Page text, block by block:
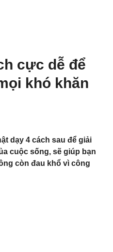
cực dễ để
khó khăn
dạy 4 cách sau để giải
cuộc sống, sẽ giúp bạn
còn đau khổ vì công